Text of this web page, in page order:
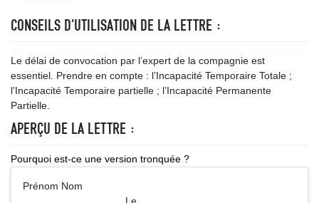
CONSEILS D'UTILISATION DE LA LETTRE :
Le délai de convocation par l’expert de la compagnie est
essentiel. Prendre en compte : l’Incapacité Temporaire Totale ;
l’Incapacité Temporaire partielle ; l’Incapacité Permanente
Partielle.
APERÇU DE LA LETTRE :
Pourquoi est-ce une version tronquée ?
Prénom Nom